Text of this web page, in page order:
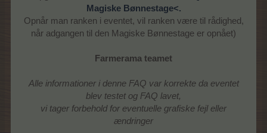
Magiske Bønnestage<.
Opnår man ranken i eventet, vil ranken være til rådighed,
når adgangen til den Magiske Bønnestage er opnået)
Farmerama teamet
Alle informationer i denne FAQ var korrekte da eventet
blev testet og FAQ lavet,
vi tager forbehold for eventuelle grafiske fejl eller
ændringer